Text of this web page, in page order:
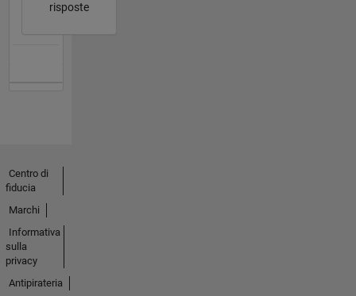
risposte
Centro di
fiducia
Marchi
Informativa
sulla
privacy
Antipirateria